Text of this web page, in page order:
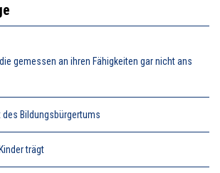
gemessen an ihren Fähigkeiten gar nicht ans
Bildungsbürgertums
trägt